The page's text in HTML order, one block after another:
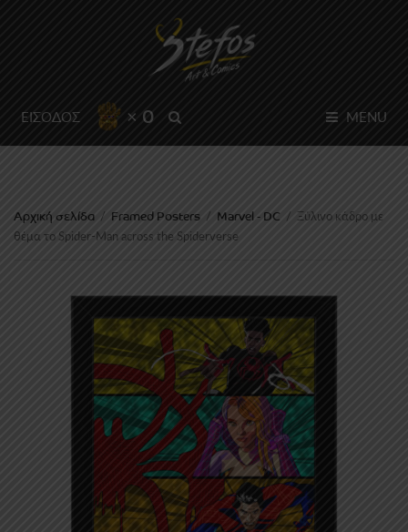
ΕΙΣΟΔΟΣ × 0 MENU
Αρχική σελίδα / Framed Posters / Marvel - DC / Ξύλινο κάδρο με
θέμα το Spider-Man across the Spiderverse